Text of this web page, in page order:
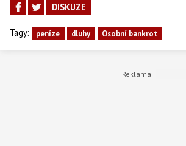
DISKUZE
Tagy: peníze dluhy Osobní bankrot